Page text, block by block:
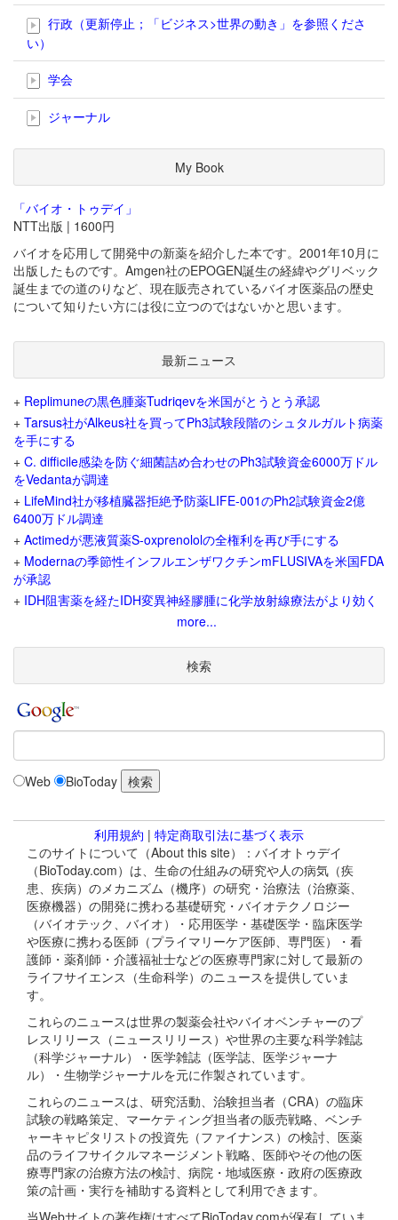
行政（更新停止；「ビジネス>世界の動き」を参照くださ
い）
学会
ジャーナル
My Book
「バイオ・トゥデイ」
NTT出版 | 1600円
バイオを応用して開発中の新薬を紹介した本です。2001年10月に
出版したものです。Amgen社のEPOGEN誕生の経緯やグリベック
誕生までの道のりなど、現在販売されているバイオ医薬品の歴史
について知りたい方には役に立つのではないかと思います。
最新ニュース
+ Replimuneの黒色腫薬Tudriqevを米国がとうとう承認
+ Tarsus社がAlkeus社を買ってPh3試験段階のシュタルガルト病薬
を手にする
+ C. difficile感染を防ぐ細菌詰め合わせのPh3試験資金6000万ドル
をVedantaが調達
+ LifeMind社が移植臓器拒絶予防薬LIFE-001のPh2試験資金2億
6400万ドル調達
+ Actimedが悪液質薬S-oxprenololの全権利を再び手にする
+ Modernaの季節性インフルエンザワクチンmFLUSIVAを米国FDA
が承認
+ IDH阻害薬を経たIDH変異神経膠腫に化学放射線療法がより効く
more...
検索
Web BioToday
利用規約 | 特定商取引法に基づく表示
このサイトについて（About this site）：バイオトゥデイ
（BioToday.com）は、生命の仕組みの研究や人の病気（疾
患、疾病）のメカニズム（機序）の研究・治療法（治療薬、
医療機器）の開発に携わる基礎研究・バイオテクノロジー
（バイオテック、バイオ）・応用医学・基礎医学・臨床医学
や医療に携わる医師（プライマリーケア医師、専門医）・看
護師・薬剤師・介護福祉士などの医療専門家に対して最新の
ライフサイエンス（生命科学）のニュースを提供していま
す。
これらのニュースは世界の製薬会社やバイオベンチャーのプ
レスリリース（ニュースリリース）や世界の主要な科学雑誌
（科学ジャーナル）・医学雑誌（医学誌、医学ジャーナ
ル）・生物学ジャーナルを元に作製されています。
これらのニュースは、研究活動、治験担当者（CRA）の臨床
試験の戦略策定、マーケティング担当者の販売戦略、ベンチ
ャーキャピタリストの投資先（ファイナンス）の検討、医薬
品のライフサイクルマネージメント戦略、医師やその他の医
療専門家の治療方法の検討、病院・地域医療・政府の医療政
策の計画・実行を補助する資料として利用できます。